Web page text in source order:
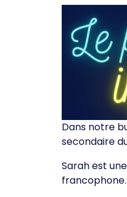
Dans notre
secondaire
Sarah est
francophone.